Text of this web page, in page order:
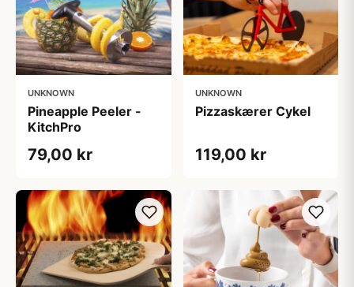
UNKNOWN
Pineapple Peeler -
KitchPro
79,00 kr
UNKNOWN
Pizzaskærer Cykel
119,00 kr